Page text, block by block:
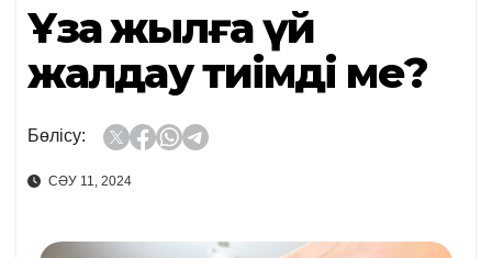
Ұзақ жылға үй
жалдау тиімді ме?
Бөлісу:
СӘУ 11, 2024